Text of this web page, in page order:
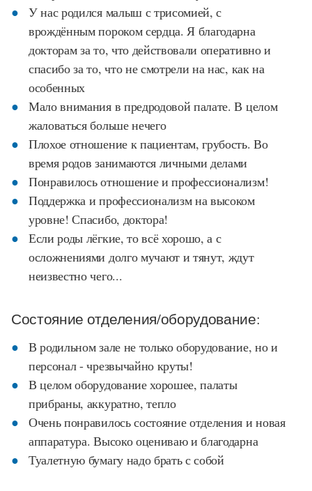
У нас родился малыш с трисомией, с
врождённым пороком сердца. Я благодарна
докторам за то, что действовали оперативно и
спасибо за то, что не смотрели на нас, как на
особенных
Мало внимания в предродовой палате. В целом
жаловаться больше нечего
Плохое отношение к пациентам, грубость. Во
время родов занимаются личными делами
Понравилось отношение и профессионализм!
Поддержка и профессионализм на высоком
уровне! Спасибо, доктора!
Если роды лёгкие, то всё хорошо, а с
осложнениями долго мучают и тянут, ждут
неизвестно чего...
Состояние отделения/оборудование:
В родильном зале не только оборудование, но и
персонал - чрезвычайно круты!
В целом оборудование хорошее, палаты
прибраны, аккуратно, тепло
Очень понравилось состояние отделения и новая
аппаратура. Высоко оцениваю и благодарна
Туалетную бумагу надо брать с собой